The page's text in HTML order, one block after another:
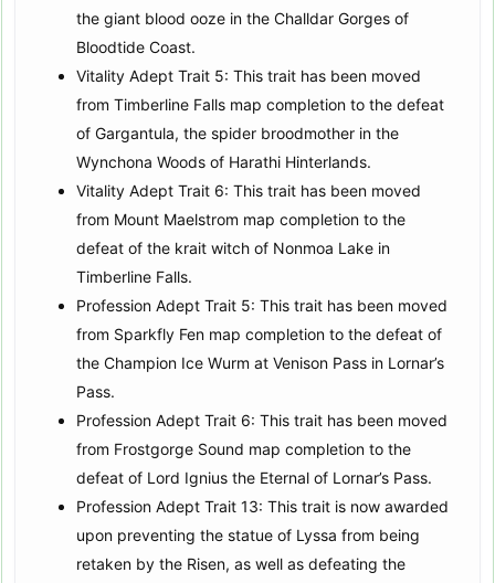
the giant blood ooze in the Challdar Gorges of
Bloodtide Coast.
Vitality Adept Trait 5: This trait has been moved
from Timberline Falls map completion to the defeat
of Gargantula, the spider broodmother in the
Wynchona Woods of Harathi Hinterlands.
Vitality Adept Trait 6: This trait has been moved
from Mount Maelstrom map completion to the
defeat of the krait witch of Nonmoa Lake in
Timberline Falls.
Profession Adept Trait 5: This trait has been moved
from Sparkfly Fen map completion to the defeat of
the Champion Ice Wurm at Venison Pass in Lornar’s
Pass.
Profession Adept Trait 6: This trait has been moved
from Frostgorge Sound map completion to the
defeat of Lord Ignius the Eternal of Lornar’s Pass.
Profession Adept Trait 13: This trait is now awarded
upon preventing the statue of Lyssa from being
retaken by the Risen, as well as defeating the